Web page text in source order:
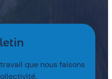
que nous faisons